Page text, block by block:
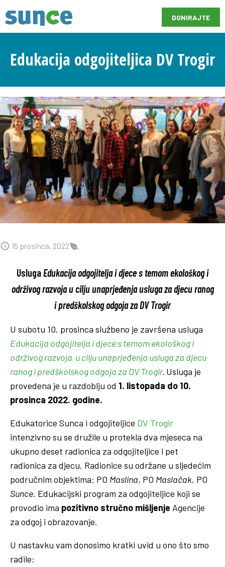
DONIRAJTE
Edukacija odgojiteljica DV Trogir
15 prosinca, 2022
UslugaEdukacija odgojitelja i djece s temom ekološkog i
održivog razvojau cilju unaprjeđenja usluga za djecu ranog
i predškolskog odgoja za DV Trogir
U subotu 10. prosinca službeno je završena usluga
Edukacija odgojitelja i djece s temom ekološkog i
održivog razvoja u cilju unaprjeđenja usluga za djecu
ranog i predškolskog odgoja za DV Trogir. Usluga je
provedena je u razdoblju od 1. listopada do 10.
prosinca 2022. godine.
Edukatorice Sunca i odgojiteljice DV Trogir
intenzivno su se družile u protekla dva mjeseca na
ukupno deset radionica za odgojiteljice i pet
radionica za djecu. Radionice su održane u sljedećim
područnim objektima: PO Maslina, PO Maslačak, PO
Sunce. Edukacijski program za odgojiteljice koji se
provodio ima pozitivno stručno mišljenje Agencije
za odgoj i obrazovanje.
U nastavku vam donosimo kratki uvid u ono što smo
radile: